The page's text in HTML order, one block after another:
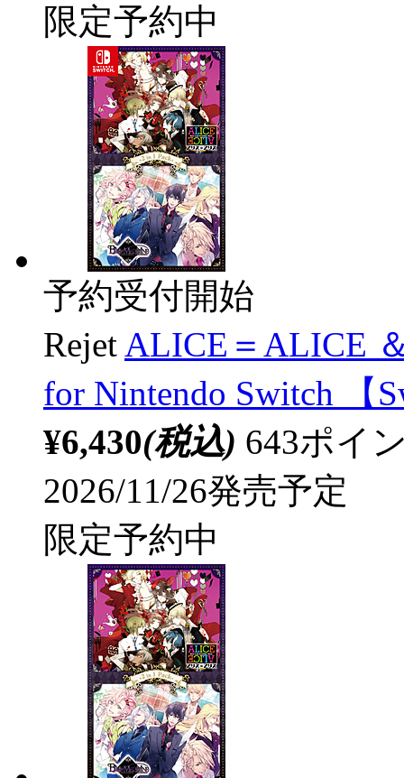
限定予約中
予約受付開始
Rejet ALICE＝ALICE
for Nintendo Switch 【
¥6,430(税込) 643ポイ
2026/11/26発売予定
限定予約中